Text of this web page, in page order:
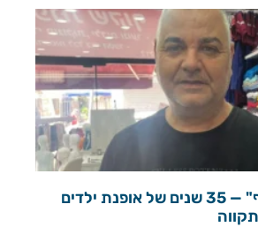
הכירו את "שקוף" — 35 שנים של אופנת ילדים